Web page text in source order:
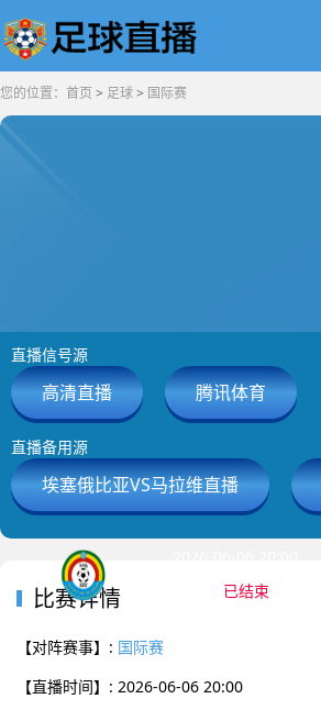
您的位置： 首页 > 足球> 国际赛
已结束
直播信号源
高清直播 腾讯体育
直播备用源
埃塞俄比亚VS马拉维直播
比赛详情
【对阵赛事】: 国际赛
【直播时间】: 2026-06-06 20:00